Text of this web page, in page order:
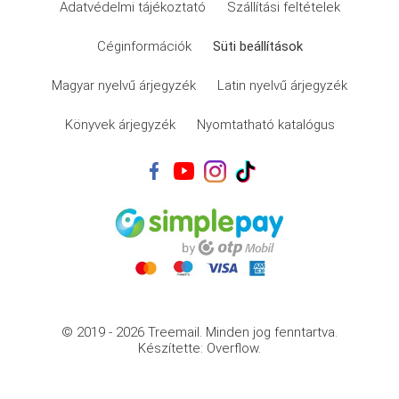
Adatvédelmi tájékoztató Szállítási feltételek
Céginformációk Süti beállítások
Magyar nyelvű árjegyzék Latin nyelvű árjegyzék
Könyvek árjegyzék Nyomtatható katalógus
© 2019 - 2026 Treemail. Minden jog fenntartva.
Készítette: Overflow.